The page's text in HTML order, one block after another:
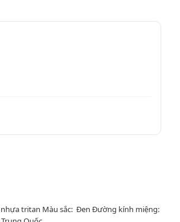
nhựa tritan Màu sắc: Đen Đường kính miệng: